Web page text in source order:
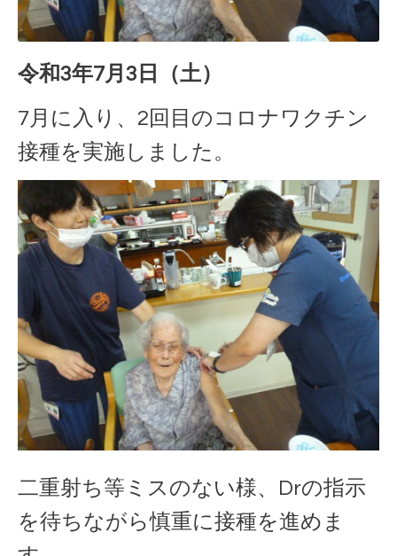
令和3年7月3日（土）
7月に入り、2回目のコロナワクチン
接種を実施しました。
二重射ち等ミスのない様、Drの指示
を待ちながら慎重に接種を進めま